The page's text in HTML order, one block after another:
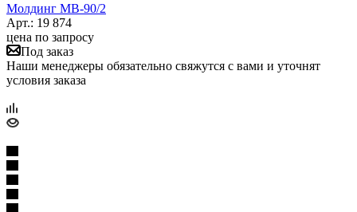
Молдинг МВ-90/2
Арт.: 19 874
цена по запросу
Под заказ
Наши менеджеры обязательно свяжутся с вами и уточнят
условия заказа